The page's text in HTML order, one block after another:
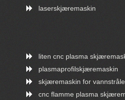
laserskjæremaskin
liten cnc plasma
plasmaprofilskjæremaskin
skjæremaskin for vannstråle
cnc flamme plasma